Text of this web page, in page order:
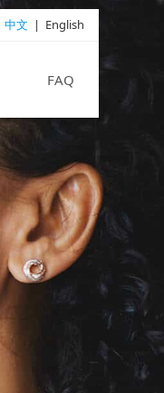
中文 | English
FAQ